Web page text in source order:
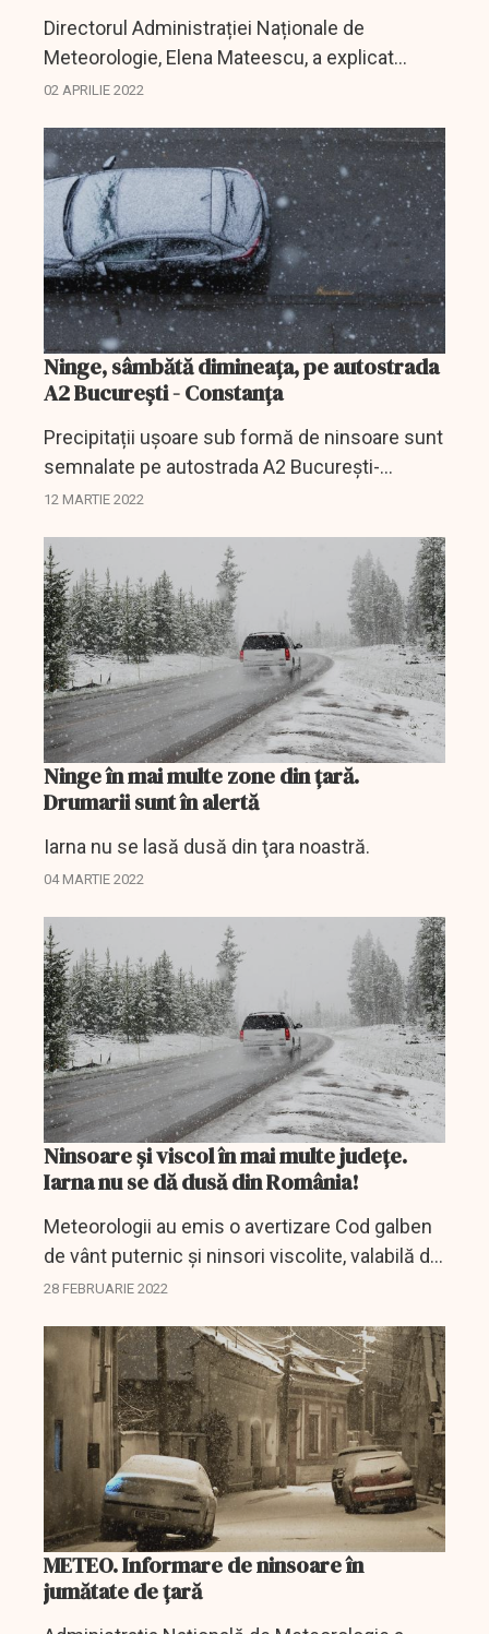
Directorul Administrației Naționale de
Meteorologie, Elena Mateescu, a explicat
pentru Antena3 care este cauza acetor
așteptăm în următoarelel...
02 APRILIE 2022
Ninge, sâmbătă dimineaţa, pe autostrada
A2 București - Constanța
Precipitații ușoare sub formă de ninsoare sunt
semnalate pe autostrada A2 București-
Constanța, informează poliţiştii.
12 MARTIE 2022
Ninge în mai multe zone din ţară.
Drumarii sunt în alertă
Iarna nu se lasă dusă din ţara noastră.
04 MARTIE 2022
Ninsoare şi viscol în mai multe judeţe.
Iarna nu se dă dusă din România!
Meteorologii au emis o avertizare Cod galben
de vânt puternic și ninsori viscolite, valabilă de
luni până marți dimineața, în opt județe din
28 FEBRUARIE 2022
METEO. Informare de ninsoare în
jumătate de țară